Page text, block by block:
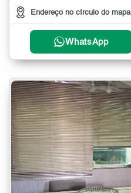
Endereço no círculo do mapa
WhatsApp